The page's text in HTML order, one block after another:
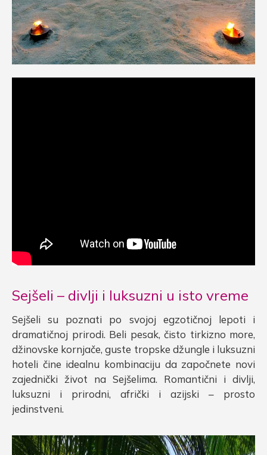
Sejšeli – divlji i luksuzni u isto vreme
Sejšeli su poznati po svojoj egzotičnoj lepoti i
dramatičnoj prirodi. Beli pesak, čisto tirkizno more,
džinovske kornjače, guste tropske džungle i luksuzni
hoteli čine idealnu kombinaciju da započnete novi
zajednički život na Sejšelima. Romantični i divlji,
luksuzni i prirodni, afrički i azijski – prosto
jedinstveni.